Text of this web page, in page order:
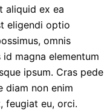
aliquid ex ea
eligendi optio
omnis
magna elementum
ipsum. Cras pede
diam non enim
feugiat eu, orci.